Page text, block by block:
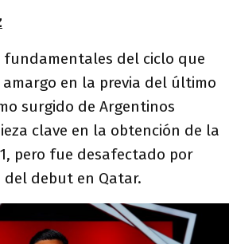
fundamentales del ciclo que
en la previa del último
surgido de Argentinos
clave en la obtención de la
pero fue desafectado por
debut en Qatar.